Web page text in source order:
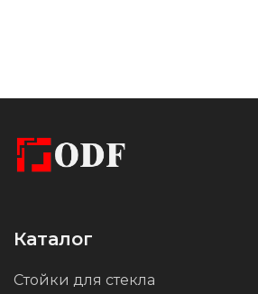
Каталог
Стойки для стекла